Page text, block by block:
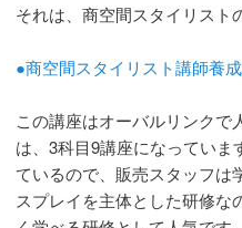
それは、商空間スタイリスト
●商空間スタイリスト講師養
この講座はオーバルリンク
は、3科目9講座になってい
ているので、販売スタッフは
スプレイを主体とした研修な